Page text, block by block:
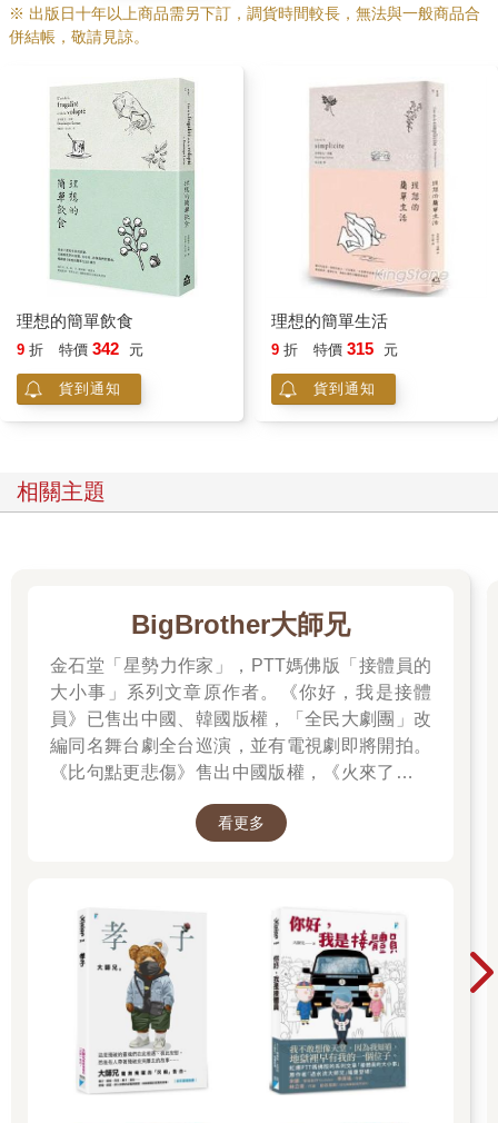
※ 出版日十年以上商品需另下訂，調貨時間較長，無法與一般商品合
併結帳，敬請見諒。
理想的簡單飲食
9 折 特價 342 元
貨到通知
理想的簡單生活
9 折 特價 315 元
貨到通知
相關主題
BigBrother大師兄
金石堂「星勢力作家」，PTT媽佛版「接體員的
大小事」系列文章原作者。《你好，我是接體
員》已售出中國、韓國版權，「全民大劇團」改
編同名舞台劇全台巡演，並有電視劇即將開拍。
《比句點更悲傷》售出中國版權，《火來了，快
看更多